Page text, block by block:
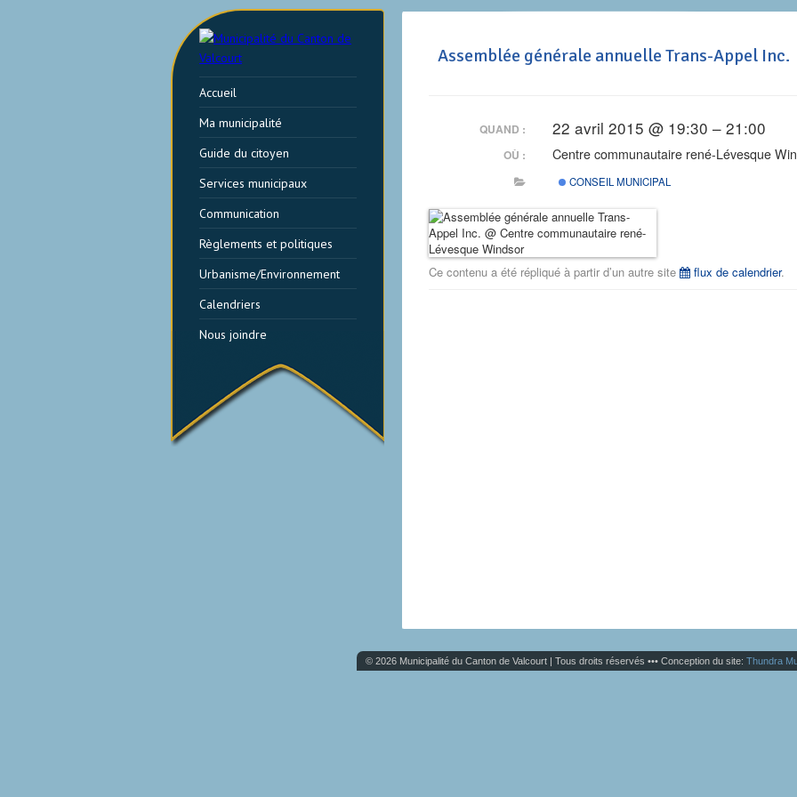
Assemblée générale annuelle Trans-Appel Inc.
QUAND : 22 avril 2015 @ 19:30 – 21:00
OÙ : Centre communautaire rené-Lévesque
CONSEIL MUNICIPAL
Ce contenu a été répliqué à partir d’un autre site flux de calendrier.
Accueil
Ma municipalité
Guide du citoyen
Services municipaux
Communication
Règlements et politiques
Urbanisme/Environnement
Calendriers
Nous joindre
© 2026 Municipalité du Canton de Valcourt | Tous droits réservés ••• Conception du site: Thundra